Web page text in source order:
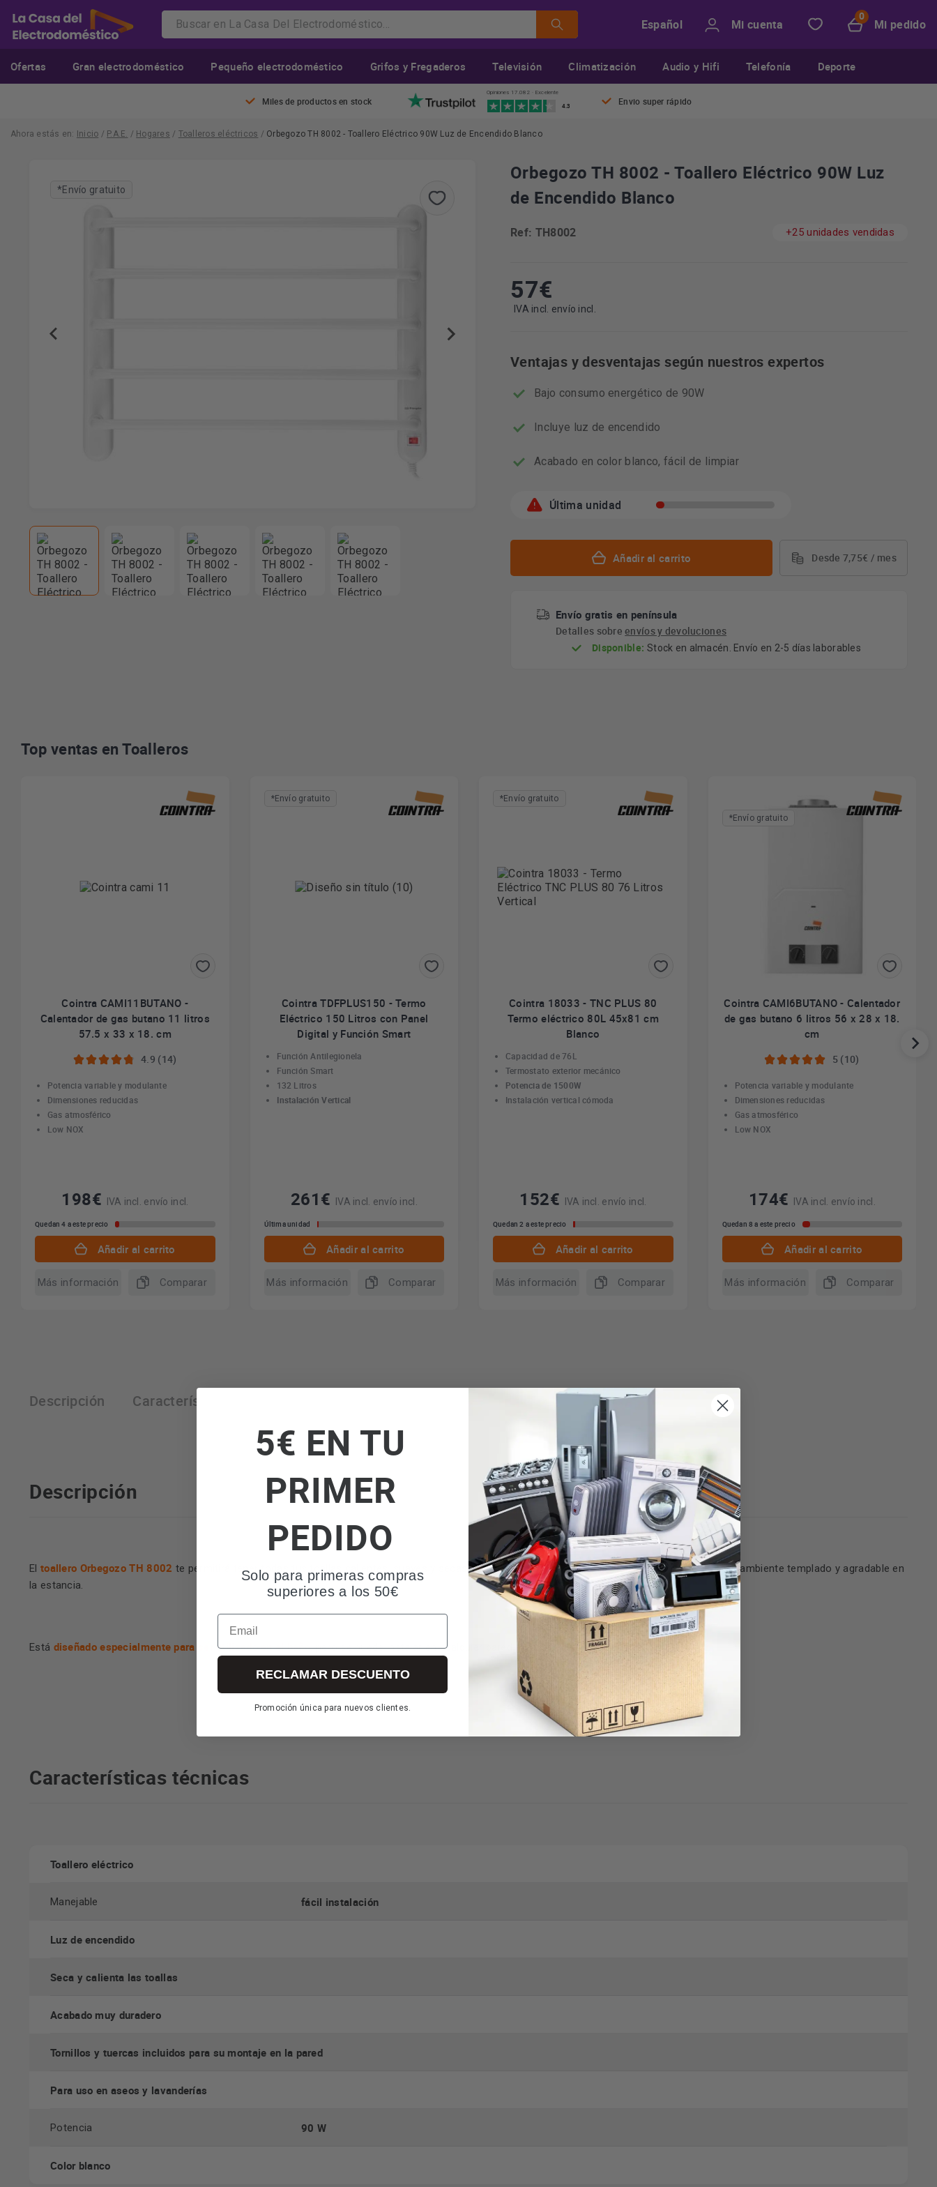
Español Mi cuenta Mi pedido
Ofertas Gran electrodoméstico Pequeño electrodoméstico Grifos y Fregaderos Televisión Climatización Audio y Hifi Telefonía Deporte
Miles de productos en stock
Opiniones 17.082 · Excelente
4.3 Envio super rápido
Ahora estás en: Inicio / P.A.E. / Hogares / Toalleros eléctricos / Orbegozo TH 8002 - Toallero Eléctrico 90W Luz de Encendido Blanco
*Envío gratuito
Orbegozo TH 8002 - Toallero Eléctrico 90W Luz
de Encendido Blanco
Ref: TH8002 +25 unidades vendidas
57€
IVA incl. envío incl.
Ventajas y desventajas según nuestros expertos
Bajo consumo energético de 90W
Incluye luz de encendido
Acabado en color blanco, fácil de limpiar
Última unidad
Añadir al carrito Desde 7,75€ / mes
Envío gratis en península
Detalles sobreenvíos y devoluciones
Disponible: Stock en almacén. Envío en 2-5 días laborables
Top ventas en Toalleros
Cointra CAMI11BUTANO -
Calentador de gas butano 11 litros
57.5 x 33 x 18. cm
4.9 (14)
Potencia variable y modulante
Dimensiones reducidas
Gas atmosférico
Low NOX
198€ IVA incl. envío incl.
Quedan 4 a este precio
Añadir al carrito
Más información Comparar
*Envío gratuito
Cointra TDFPLUS150 - Termo
Eléctrico 150 Litros con Panel
Digital y Función Smart
Función Antilegionela
Función Smart
132 Litros
Instalación Vertical
261€ IVA incl. envío incl.
Última unidad
Añadir al carrito
Más información Comparar
*Envío gratuito
Cointra 18033 - TNC PLUS 80
Termo eléctrico 80L 45x81 cm
Blanco
Capacidad de 76L
Termostato exterior mecánico
Potencia de 1500W
Instalación vertical cómoda
152€ IVA incl. envío incl.
Quedan 2 a este precio
Añadir al carrito
Más información Comparar
*Envío gratuito
Cointra CAMI6BUTANO - Calentador
de gas butano 6 litros 56 x 28 x 18.
cm
5 (10)
Potencia variable y modulante
Dimensiones reducidas
Gas atmosférico
Low NOX
174€ IVA incl. envío incl.
Quedan 8 a este precio
Añadir al carrito
Más información Comparar
Descripción Características técnicas Valoraciones
Descripción
El toallero Orbegozo TH 8002 te permitirá tener todas tus toallas calientes, suaves y secas. Gracias a sus90 W de potencia, podrás disfrutar de un ambiente templado y agradable en
la estancia.
Está diseñado especialmente para ser utilizado en el baño, pero se puede instalar en cualquier pared de cualquiera habitación del hogar.
Características técnicas
Toallero eléctrico
Manejable fácil instalación
Luz de encendido
Seca y calienta las toallas
Acabado muy duradero
Tornillos y tuercas incluidos para su montaje en la pared
Para uso en aseos y lavanderías
Potencia 90 W
Color blanco
5€ EN TU
PRIMER
PEDIDO
Solo para primeras compras
superiores a los 50€
Email
RECLAMAR DESCUENTO
Promoción única para nuevos clientes.